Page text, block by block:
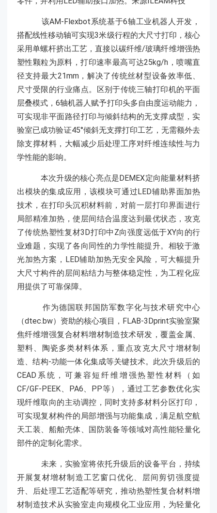
该AM-Flexbot系统基于6轴工业机器人开发，
搭配线性移动轴可实现3米级行程的大尺寸打印，核心
采用单螺杆挤出工艺，直接以碳纤维/玻璃纤维增强热
塑性颗粒为原料，打印速率最高可达25kg/h，喷嘴直
径支持最大21mm，解决了传统丝材型设备效率低、
尺寸受限的行业痛点。区别于传统三轴打印机的平面
层叠模式，6轴机器人赋予打印头多自由度运动能力，
可实现非平面路径打印与倾斜结构的无支撑成型，实
验室已成功验证45°倾斜无支撑打印工艺，无需额外去
除支撑材料，大幅减少后处理工序对纤维连续性与力
学性能的影响。
本次升级的核心亮点是DEMEX定向能量材料挤
出模块的集成应用，该模块可通过LED辅助界面加热
技术，在打印头沉积材料前，对前一层打印界面进行
局部精准加热，使层间结合温度达到最优状态，攻克
了传统热塑性复材3D打印中Z向强度远低于XY向的行
业难题，实现了各向同性的力学性能提升。相较于激
光加热方案，LED辅助加热无安全风险，可大幅提升
大尺寸构件的层间粘结力与整体稳定性，为工程化应
用提供了可靠保障。
作为德国联邦国防军数字化与技术研究中心
（dtec.bw）资助的核心项目，FLAB-3Dprint实验室聚
焦纤维增强复合材料增材制造技术研发，覆盖金属、
塑料、陶瓷多类材料体系，重点攻克大尺寸增材制
造、结构-功能一体化集成等关键技术。此次升级后的
CEAD系统，可兼容短纤维增强热塑性材料（如
CF/GF-PEEK、PA6、PP等），通过工艺参数优化实
现纤维取向的主动调控，同时支持多材料分区打印，
可实现复材构件的局部增强与功能集成，满足航空航
天工装、船舶壳体、国防装备等领域对高性能轻量化
部件的定制化需求。
未来，实验室将依托升级后的设备平台，持续
开展复材增材制造工艺窗口优化、层间剪切强度提
升、后处理工艺适配等研究，推动热塑性复合材料增
材制造技术从实验室走向规模化工业应用，为轻量化